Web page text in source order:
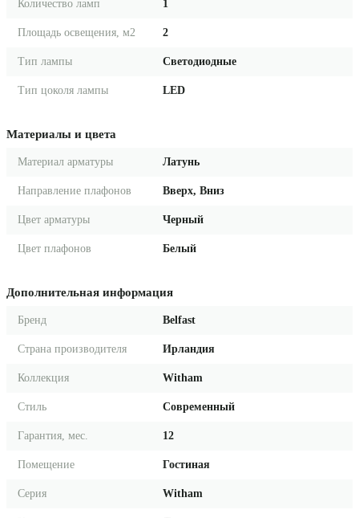
Количество ламп 1
Площадь освещения, м2 2
Тип лампы Светодиодные
Тип цоколя лампы LED
Материалы и цвета
Материал арматуры Латунь
Направление плафонов Вверх, Вниз
Цвет арматуры Черный
Цвет плафонов Белый
Дополнительная информация
Бренд Belfast
Страна производителя Ирландия
Коллекция Witham
Стиль Современный
Гарантия, мес. 12
Помещение Гостиная
Серия Witham